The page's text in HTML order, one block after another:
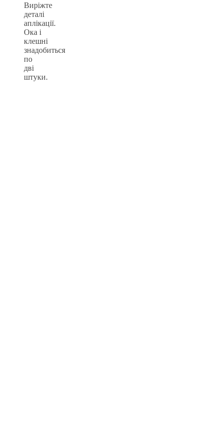
Виріжте
деталі
аплікації.
Ока і
клешні
знадобиться
по
дві
штуки.